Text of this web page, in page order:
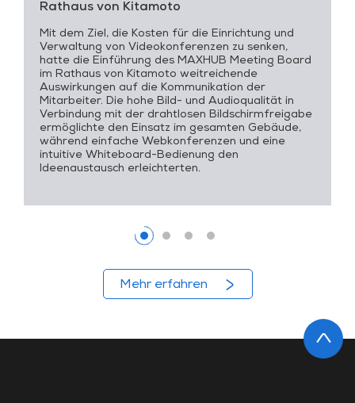
Rathaus von Kitamoto
Mit dem Ziel, die Kosten für die Einrichtung und
Verwaltung von Videokonferenzen zu senken,
hatte die Einführung des MAXHUB Meeting Board
im Rathaus von Kitamoto weitreichende
Auswirkungen auf die Kommunikation der
Mitarbeiter. Die hohe Bild- und Audioqualität in
Verbindung mit der drahtlosen Bildschirmfreigabe
ermöglichte den Einsatz im gesamten Gebäude,
während einfache Webkonferenzen und eine
intuitive Whiteboard-Bedienung den
Ideenaustausch erleichterten.
Mehr erfahren